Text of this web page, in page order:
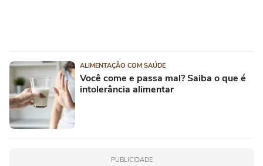
ALIMENTAÇÃO COM SAÚDE
Você come e passa mal? Saiba o que é
intolerância alimentar
PUBLICIDADE